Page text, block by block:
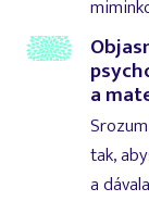
a
tak,
a